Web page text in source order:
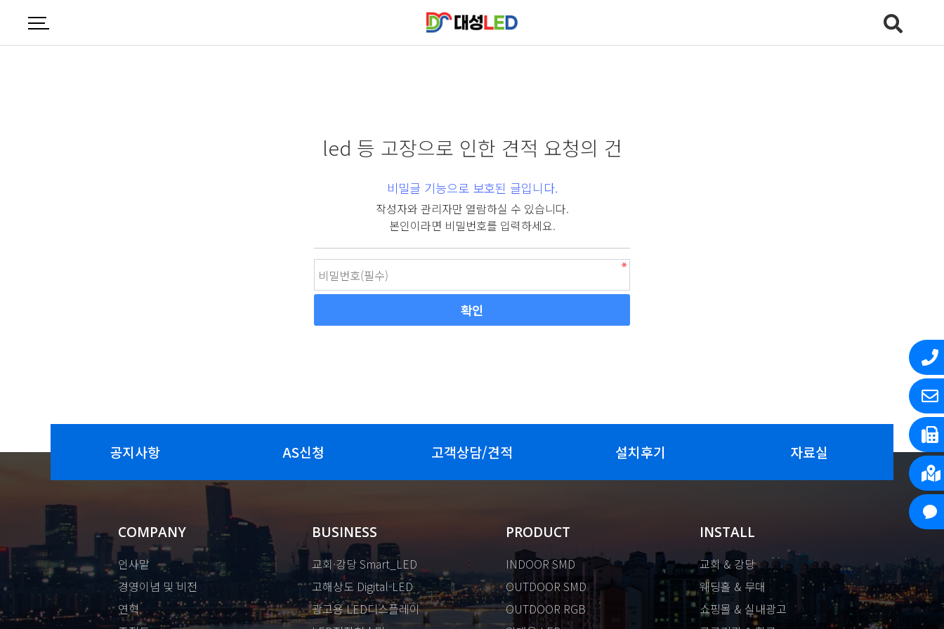
led 등 고장으로 인한 견적 요청의 건
비밀글 기능으로 보호된 글입니다.
작성자와 관리자만 열람하실 수 있습니다.
본인이라면 비밀번호를 입력하세요.
공지사항 AS신청 고객상담/견적 설치후기 자료실
COMPANY
인사말
경영이념 및 비전
연혁
BUSINESS
교회·강당 Smart_LED
고해상도 Digital-LED
광고용 LED디스플레이
PRODUCT
INDOOR SMD
OUTDOOR SMD
OUTDOOR RGB
INSTALL
교회 & 강당
웨딩홀 & 무대
쇼핑몰 & 실내광고